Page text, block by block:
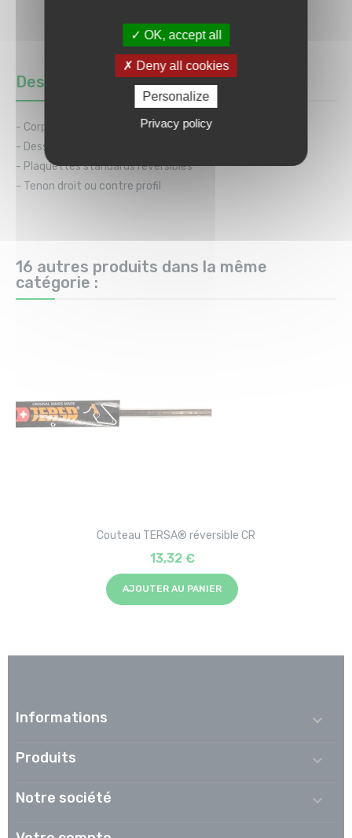
Description Détails du produit
- Corps en alliage léger
- Dessus ou Dessous
- Plaquettes standards réversibles
- Tenon droit ou contre profil
16 autres produits dans la même
catégorie :
Couteau TERSA® réversible CR
13,32 €
AJOUTER AU PANIER
Informations 
Produits 
Notre société 
OK, accept all
Deny all cookies
Personalize
Privacy policy